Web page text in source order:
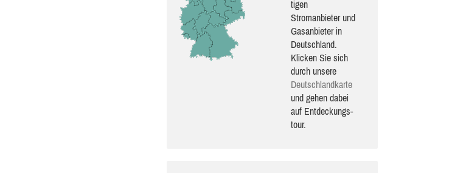
ti­gen
Stromanbieter und
Gasanbieter in
Deutschland.
Klicken Sie sich
durch unsere
Deutsch­land­karte
und gehen dabei
auf Ent­de­ckungs­
tour.